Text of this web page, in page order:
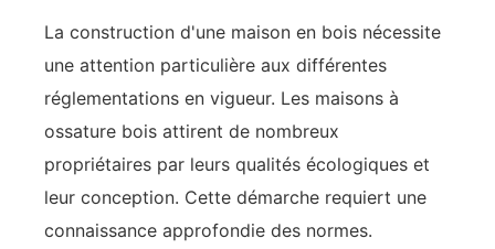
La construction d'une maison en bois nécessite
une attention particulière aux différentes
réglementations en vigueur. Les maisons à
ossature bois attirent de nombreux
propriétaires par leurs qualités écologiques et
leur conception. Cette démarche requiert une
connaissance approfondie des normes.